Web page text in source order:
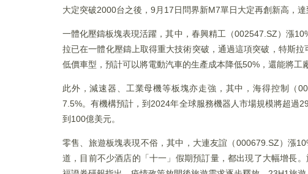
大定突破2000台之後，9月17日問界新M7單日大定再創新高，達
一體化壓鑄板塊表現活躍，其中，春興精工（002547.SZ）漲
拉已在一體化壓鑄上取得重大技術突破，通過這項突破，特斯
低價車型，預計可以將電動汽車的生產成本降低50%，還能將
此外，減速器、工業母機等板塊亦走強，其中，海得控制（
7.5%。有機構預計，到2024年全球服務機器人市場規模將超過
到100億美元。
零售、旅遊板塊表現不俗，其中，大連友誼（000679.SZ）漲
道，目前不少酒店的「十一」假期預訂量，都出現了大幅增長